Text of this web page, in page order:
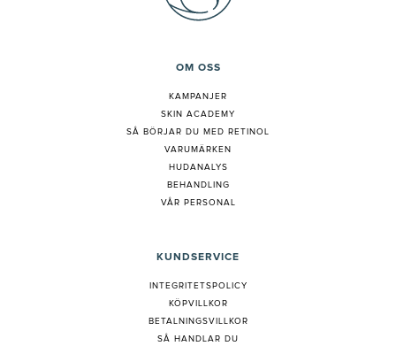
OM OSS
KAMPANJER
SKIN ACADEMY
SÅ BÖRJAR DU MED RETINOL
VARUMÄRKEN
HUDANALYS
BEHANDLING
VÅR PERSONAL
KUNDSERVICE
INTEGRITETSPOLICY
KÖPVILLKOR
BETALNINGSVILLKOR
SÅ HANDLAR DU